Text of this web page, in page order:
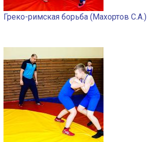
Греко-римская борьба (Махортов С.А.)